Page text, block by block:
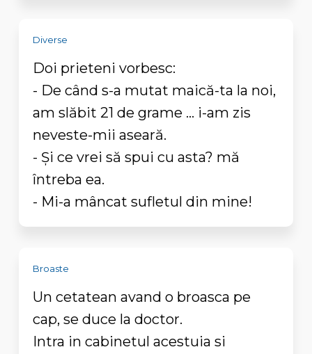
Diverse
Doi prieteni vorbesc:
- De când s-a mutat maică-ta la noi,
am slăbit 21 de grame ... i-am zis
neveste-mii aseară.
- Și ce vrei să spui cu asta? mă
întreba ea.
- Mi-a mâncat sufletul din mine!
Broaste
Un cetatean avand o broasca pe
cap, se duce la doctor.
Intra in cabinetul acestuia si